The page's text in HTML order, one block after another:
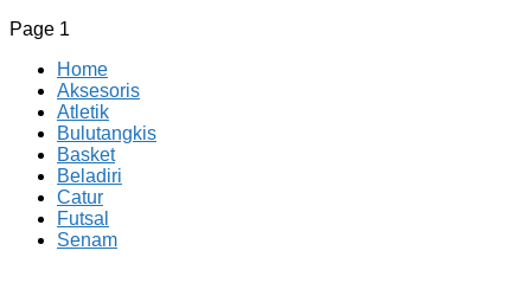
Page 1
Home
Aksesoris
Atletik
Bulutangkis
Basket
Beladiri
Catur
Futsal
Senam